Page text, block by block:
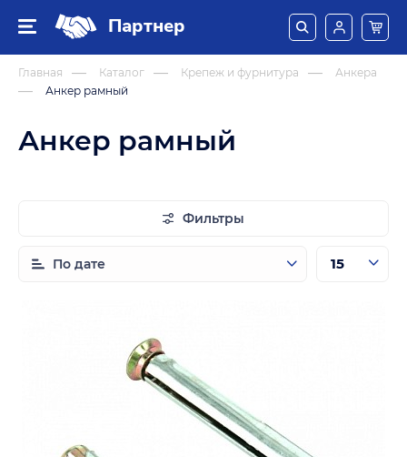
Партнер
Главная Каталог Крепеж и фурнитура
Анкера
Анкер рамный
Анкер рамный
Фильтры